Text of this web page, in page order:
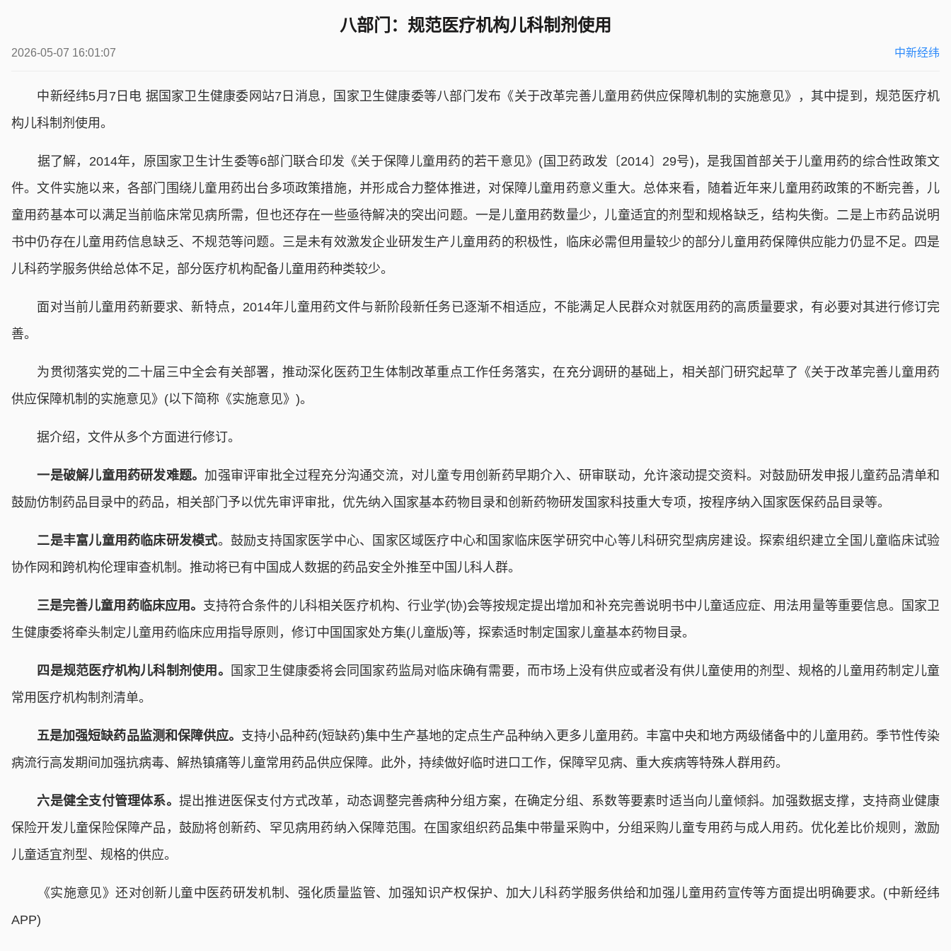
八部门：规范医疗机构儿科制剂使用
2026-05-07 16:01:07 中新经纬
中新经纬5月7日电 据国家卫生健康委网站7日消息，国家卫生健康委等八部门发布《关于改革完善儿童用药供应保障机制的实施意见》，其中提到，规范医疗机
构儿科制剂使用。
据了解，2014年，原国家卫生计生委等6部门联合印发《关于保障儿童用药的若干意见》(国卫药政发〔2014〕29号)，是我国首部关于儿童用药的综合性政策文
件。文件实施以来，各部门围绕儿童用药出台多项政策措施，并形成合力整体推进，对保障儿童用药意义重大。总体来看，随着近年来儿童用药政策的不断完善，儿
童用药基本可以满足当前临床常见病所需，但也还存在一些亟待解决的突出问题。一是儿童用药数量少，儿童适宜的剂型和规格缺乏，结构失衡。二是上市药品说明
书中仍存在儿童用药信息缺乏、不规范等问题。三是未有效激发企业研发生产儿童用药的积极性，临床必需但用量较少的部分儿童用药保障供应能力仍显不足。四是
儿科药学服务供给总体不足，部分医疗机构配备儿童用药种类较少。
面对当前儿童用药新要求、新特点，2014年儿童用药文件与新阶段新任务已逐渐不相适应，不能满足人民群众对就医用药的高质量要求，有必要对其进行修订完
善。
为贯彻落实党的二十届三中全会有关部署，推动深化医药卫生体制改革重点工作任务落实，在充分调研的基础上，相关部门研究起草了《关于改革完善儿童用药
供应保障机制的实施意见》(以下简称《实施意见》)。
据介绍，文件从多个方面进行修订。
一是破解儿童用药研发难题。 加强审评审批全过程充分沟通交流，对儿童专用创新药早期介入、研审联动，允许滚动提交资料。对鼓励研发申报儿童药品清单和
鼓励仿制药品目录中的药品，相关部门予以优先审评审批，优先纳入国家基本药物目录和创新药物研发国家科技重大专项，按程序纳入国家医保药品目录等。
二是丰富儿童用药临床研发模式。鼓励支持国家医学中心、国家区域医疗中心和国家临床医学研究中心等儿科研究型病房建设。探索组织建立全国儿童临床试验
协作网和跨机构伦理审查机制。推动将已有中国成人数据的药品安全外推至中国儿科人群。
三是完善儿童用药临床应用。 支持符合条件的儿科相关医疗机构、行业学(协)会等按规定提出增加和补充完善说明书中儿童适应症、用法用量等重要信息。国家卫
生健康委将牵头制定儿童用药临床应用指导原则，修订中国国家处方集(儿童版)等，探索适时制定国家儿童基本药物目录。
四是规范医疗机构儿科制剂使用。
国家卫生健康委将会同国家药监局对临床确有需要，而市场上没有供应或者没有供儿童使用的剂型、规格的儿童用药制定儿童
常用医疗机构制剂清单。
五是加强短缺药品监测和保障供应。 支持小品种药(短缺药)集中生产基地的定点生产品种纳入更多儿童用药。丰富中央和地方两级储备中的儿童用药。季节性传染
病流行高发期间加强抗病毒、解热镇痛等儿童常用药品供应保障。此外，持续做好临时进口工作，保障罕见病、重大疾病等特殊人群用药。
六是健全支付管理体系。 提出推进医保支付方式改革，动态调整完善病种分组方案，在确定分组、系数等要素时适当向儿童倾斜。加强数据支撑，支持商业健康
保险开发儿童保险保障产品，鼓励将创新药、罕见病用药纳入保障范围。在国家组织药品集中带量采购中，分组采购儿童专用药与成人用药。优化差比价规则，激励
儿童适宜剂型、规格的供应。
《实施意见》还对创新儿童中医药研发机制、强化质量监管、加强知识产权保护、加大儿科药学服务供给和加强儿童用药宣传等方面提出明确要求。(中新经纬
APP)